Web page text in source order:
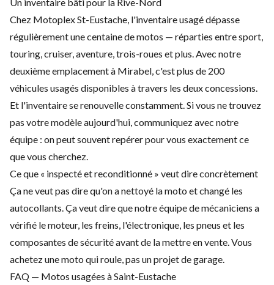
Chez Motoplex St-Eustache, l'inventaire usagé dépasse
régulièrement une centaine de motos — réparties entre sport,
touring, cruiser, aventure, trois-roues et plus. Avec notre
deuxième emplacement à Mirabel, c'est plus de 200
véhicules usagés disponibles à travers les deux concessions.
Et l'inventaire se renouvelle constamment. Si vous ne trouvez
pas votre modèle aujourd'hui, communiquez avec notre
équipe : on peut souvent repérer pour vous exactement ce
que vous cherchez.
Ce que « inspecté et reconditionné » veut dire concrètement
Ça ne veut pas dire qu'on a nettoyé la moto et changé les
autocollants. Ça veut dire que notre équipe de mécaniciens a
vérifié le moteur, les freins, l'électronique, les pneus et les
composantes de sécurité avant de la mettre en vente. Vous
achetez une moto qui roule, pas un projet de garage.
FAQ — Motos usagées à Saint-Eustache